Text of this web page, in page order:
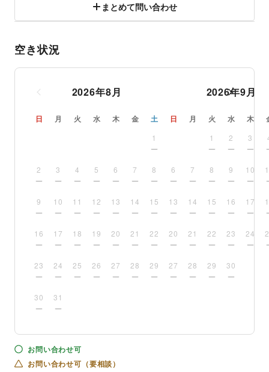
まとめて問い合わせ
空き状況
2026年8月
日 月 火 水 木 金 土
1
2 3 4 5 6 7 8
9 10 11 12 13 14 15
16 17 18 19 20 21 22
23 24 25 26 27 28 29
30 31
2026年9月
日 月 火 水 木
1 2 3
6 7 8 9 10
13 14 15 16 17
20 21 22 23 24
27 28 29 30
お問い合わせ可
お問い合わせ可（要相談）